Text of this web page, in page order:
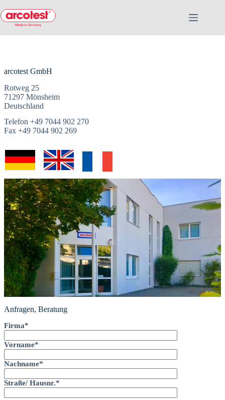
arcotest GmbH
Rotweg 25
71297 Mönsheim
Deutschland
Telefon +49 7044 902 270
Fax +49 7044 902 269
Anfragen, Beratung
Firma*
Vorname*
Nachname*
Straße/ Hausnr.*